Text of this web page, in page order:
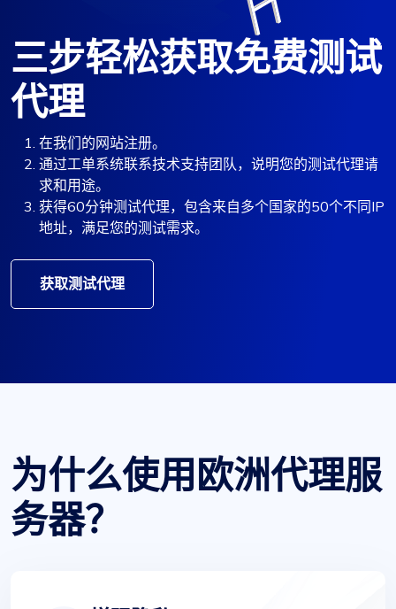
三步轻松获取免费测试
代理
在我们的网站注册。
通过工单系统联系技术支持团队，说明您的测试代理请
求和用途。
获得60分钟测试代理，包含来自多个国家的50个不同IP
地址，满足您的测试需求。
获取测试代理
为什么使用欧洲代理服
务器？